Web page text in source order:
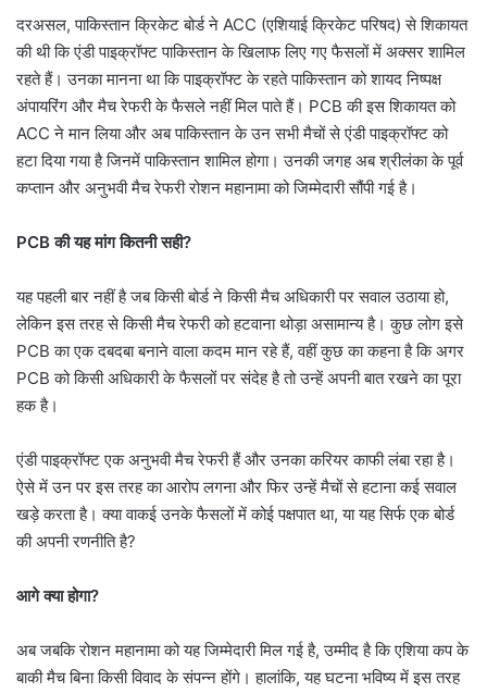
दरअसल, पाकिस्तान क्रिकेट बोर्ड ने ACC (एशियाई क्रिकेट परिषद) से शिकायत
की थी कि एंडी पाइक्रॉफ्ट पाकिस्तान के खिलाफ लिए गए फैसलों में अक्सर शामिल
रहते हैं। उनका मानना था कि पाइक्रॉफ्ट के रहते पाकिस्तान को शायद निष्पक्ष
अंपायरिंग और मैच रेफरी के फैसले नहीं मिल पाते हैं। PCB की इस शिकायत को
ACC ने मान लिया और अब पाकिस्तान के उन सभी मैचों से एंडी पाइक्रॉफ्ट को
हटा दिया गया है जिनमें पाकिस्तान शामिल होगा। उनकी जगह अब श्रीलंका के पूर्व
कप्तान और अनुभवी मैच रेफरी रोशन महानामा को जिम्मेदारी सौंपी गई है।
PCB की यह मांग कितनी सही?
यह पहली बार नहीं है जब किसी बोर्ड ने किसी मैच अधिकारी पर सवाल उठाया हो,
लेकिन इस तरह से किसी मैच रेफरी को हटवाना थोड़ा असामान्य है। कुछ लोग इसे
PCB का एक दबदबा बनाने वाला कदम मान रहे हैं, वहीं कुछ का कहना है कि अगर
PCB को किसी अधिकारी के फैसलों पर संदेह है तो उन्हें अपनी बात रखने का पूरा
हक है।
एंडी पाइक्रॉफ्ट एक अनुभवी मैच रेफरी हैं और उनका करियर काफी लंबा रहा है।
ऐसे में उन पर इस तरह का आरोप लगना और फिर उन्हें मैचों से हटाना कई सवाल
खड़े करता है। क्या वाकई उनके फैसलों में कोई पक्षपात था, या यह सिर्फ एक बोर्ड
की अपनी रणनीति है?
आगे क्या होगा?
अब जबकि रोशन महानामा को यह जिम्मेदारी मिल गई है, उम्मीद है कि एशिया कप के
बाकी मैच बिना किसी विवाद के संपन्न होंगे। हालांकि, यह घटना भविष्य में इस तरह